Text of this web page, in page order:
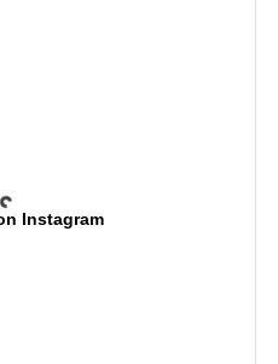
Instagram